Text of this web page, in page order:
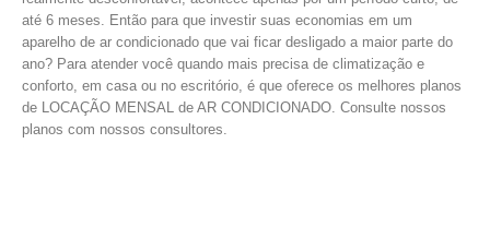
até 6 meses. Então para que investir suas economias em um
aparelho de ar condicionado que vai ficar desligado a maior parte do
ano? Para atender você quando mais precisa de climatização e
conforto, em casa ou no escritório, é que oferece os melhores planos
de LOCAÇÃO MENSAL de AR CONDICIONADO. Consulte nossos
planos com nossos consultores.